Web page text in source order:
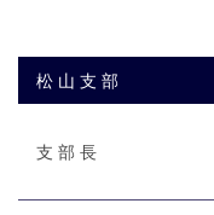
松山支部
支部長